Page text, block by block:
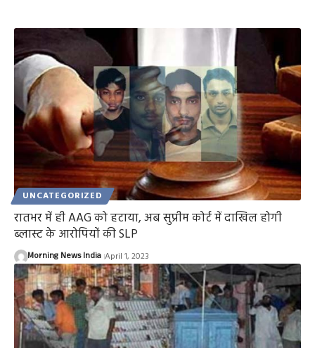
UNCATEGORIZED
रातभर में ही AAG को हटाया, अब सुप्रीम कोर्ट में दाखिल होगी
ब्लास्ट के आरोपियों की SLP
Morning News India April 1, 2023